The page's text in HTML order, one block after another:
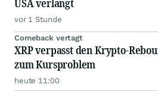
vor 1 Stunde
Comeback vertagt
XRP verpasst den Krypto-
zum Kursproblem
heute 11:00